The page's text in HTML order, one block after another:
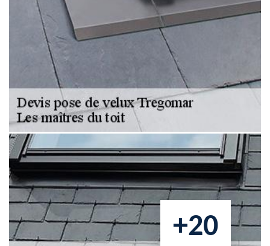
+20